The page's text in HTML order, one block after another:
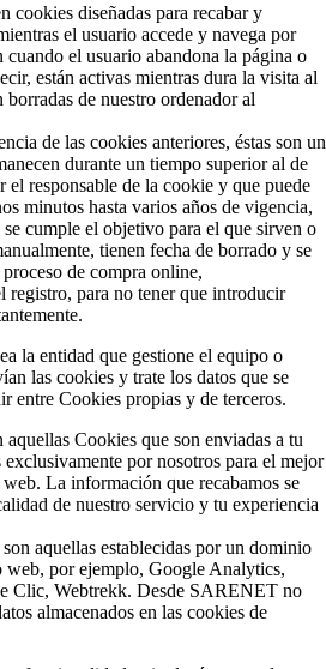
cookies diseñadas para recabar y
el usuario accede y navega por
el usuario abandona la página o
están activas mientras dura la visita al
de nuestro ordenador al
de las cookies anteriores, éstas son un
durante un tiempo superior al de
responsable de la cookie y que puede
minutos hasta varios años de vigencia,
cumple el objetivo para el que sirven o
tienen fecha de borrado y se
de compra online,
registro, para no tener que introducir
la entidad que gestione el equipo o
las cookies y trate los datos que se
entre Cookies propias y de terceros.
Cookies que son enviadas a tu
por nosotros para el mejor
La información que recabamos se
de nuestro servicio y tu experiencia
aquellas establecidas por un dominio
web, por ejemplo, Google Analytics,
Clic, Webtrekk. Desde SARENET no
almacenados en las cookies de